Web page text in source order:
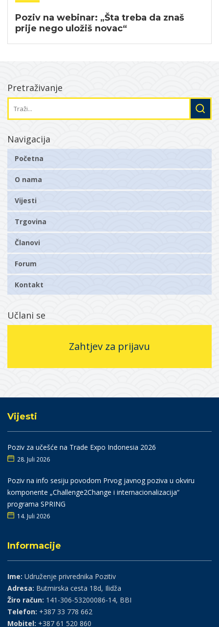
Poziv na webinar: „Šta treba da znaš
prije nego uložiš novac“
Pretraživanje
Navigacija
Početna
O nama
Vijesti
Trgovina
Članovi
Forum
Kontakt
Učlani se
Zahtjev za prijavu
Vijesti
Poziv za učešće na Trade Expo Indonesia 2026
28. Juli 2026
Poziv na info sesiju povodom Prvog javnog poziva u okviru
komponente „Challenge2Change i internacionalizacija“
programa SPRING
14. Juli 2026
Informacije
Ime: Udruženje privrednika Pozitiv
Adresa: Butmirska cesta 18d, Ilidža
Žiro račun: 141-306-53200086-14, BBI
Telefon: +387 33 778 662
Mobitel: +387 61 520 860